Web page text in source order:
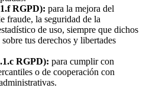
RGPD): para la mejora del
fraude, la seguridad de la
de uso, siempre que dichos
tus derechos y libertades
RGPD): para cumplir con
o de cooperación con